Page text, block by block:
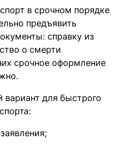
в срочном порядке
предъявить
справку из
о смерти
срочное оформление
для быстрого